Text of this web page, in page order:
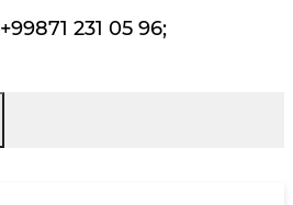
+99871 231 05 96;